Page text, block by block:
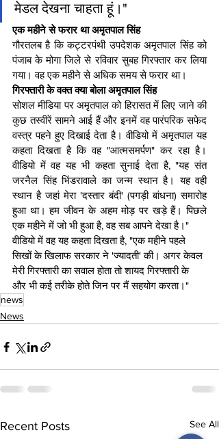
मेडल देखना चाहता हूं।"
एक महीने से फरार था अमृतपाल सिंह
गौरतलब है कि कट्टरपंथी उपदेशक अमृतपाल सिंह को
पंजाब के मोगा जिले से रविवार सुबह गिरफ्तार कर लिया
गया। वह एक महीने से अधिक समय से फरार था।
गिरफ्तारी के वक्त क्या बोला अमृतपाल सिंह
सोशल मीडिया पर अमृतपाल को हिरासत में लिए जाने की
कुछ तस्वीरें सामने आई हैं और इनमें वह पारंपरिक सफेद
वस्त्र पहने हुए दिखाई देता है। वीडियो में अमृतपाल यह
कहता दिखता है कि वह "आत्मसमर्पण" कर रहा है।
वीडियो में वह यह भी कहता सुनाई देता है, "यह संत
जरनैल सिंह भिंडरावाले का जन्म स्थान है। यह वही
स्थान है जहां मेरा 'दस्तार बंदी' (पगड़ी बांधना) समारोह
हुआ था। हम जीवन के अहम मोड़ पर खड़े हैं। पिछले
एक महीने में जो भी हुआ है, वह सब आपने देखा है।"
वीडियो में वह यह कहता दिखता है, "एक महीने पहले
सिखों के खिलाफ सरकार ने 'ज्यादती' की। अगर केवल
मेरी गिरफ्तारी का सवाल होता तो शायद गिरफ्तारी के
और भी कई तरीके होते जिन पर मैं सहयोग करता।"
news
News
Recent Posts See All